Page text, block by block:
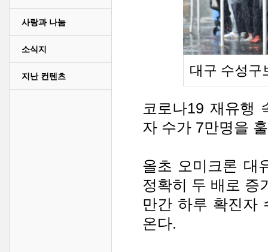
사랑과 나눔
소식지
지난 컨텐츠 대구 수성구
코로나19 재유행
자 수가 7만명을
올초 오미크론 대
정확히 두 배로 증
만간 하루 확진자
온다.